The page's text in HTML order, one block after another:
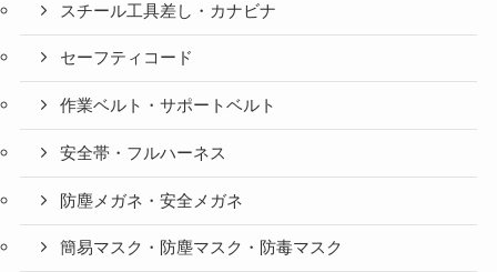
スチール工具差し・カナビナ
セーフティコード
作業ベルト・サポートベルト
安全帯・フルハーネス
防塵メガネ・安全メガネ
簡易マスク・防塵マスク・防毒マスク